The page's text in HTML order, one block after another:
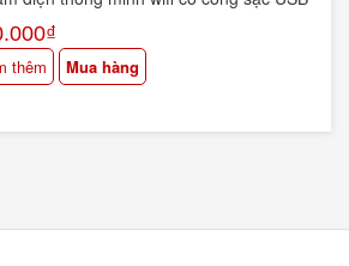
app Tuya/ Smart Life LW546
thêm Mua hàng